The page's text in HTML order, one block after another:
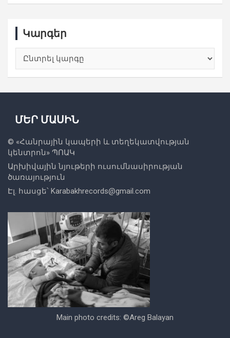
Կարգեր
ՄԵՐ ՄԱՍԻՆ
© «Հանրային կապերի և տեղեկատվության
կենտրոն» ՊՈԱԿ
Արխիվային նյութերի ուսումնասիրության
ծառայություն
Էլ. հասցե՝ Karabakhrecords@gmail.com
Main photo credits: ©Areg Balayan